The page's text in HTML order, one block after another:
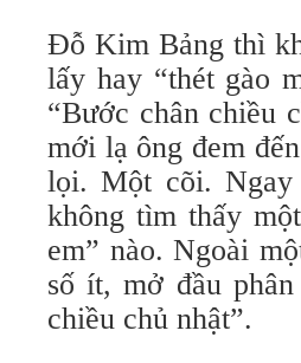
Đỗ Kim Bảng thì
lấy hay “thét gào
“Bước chân chiều
mới lạ ông đem
lọi. Một cõi. Ngay
không tìm thấy
em” nào. Ngoài
số ít, mở đầu
chiều chủ nhật”.